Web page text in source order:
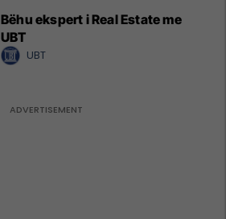
Bëhu ekspert i Real Estate me
UBT
UBT